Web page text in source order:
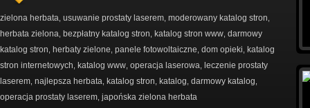
zielona herbata usuwanie prostaty laserem moderowany katalog stron
herbata zielona bezpłatny katalog stron katalog stron www darmowy
katalog stron
herbaty zielone panele fotowoltaiczne dom opieki
katalog
stron internetowych
katalog www operacja laserowa
leczenie prostaty
laserem najlepsza herbata katalog stron katalog darmowy katalog
operacja prostaty laserem japońska zielona herbata